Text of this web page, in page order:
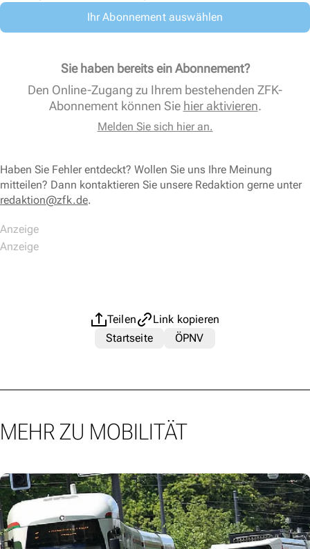
Ihr Abonnement auswählen
Sie haben bereits ein Abonnement?
Den Online-Zugang zu Ihrem bestehenden ZFK-
Abonnement können Sie hier aktivieren.
Melden Sie sich hier an.
Haben Sie Fehler entdeckt? Wollen Sie uns Ihre Meinung
mitteilen? Dann kontaktieren Sie unsere Redaktion gerne unter
redaktion@zfk.de.
Teilen
Link kopieren
Startseite
ÖPNV
MEHR ZU MOBILITÄT